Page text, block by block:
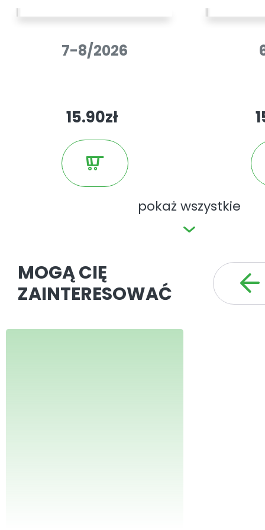
Uwaga:
e-wydania nie zawierają
papierowych.
pokaż wszystkie
7-8/2026
15.90zł
MOGĄ CIĘ
ZAINTERESOWAĆ